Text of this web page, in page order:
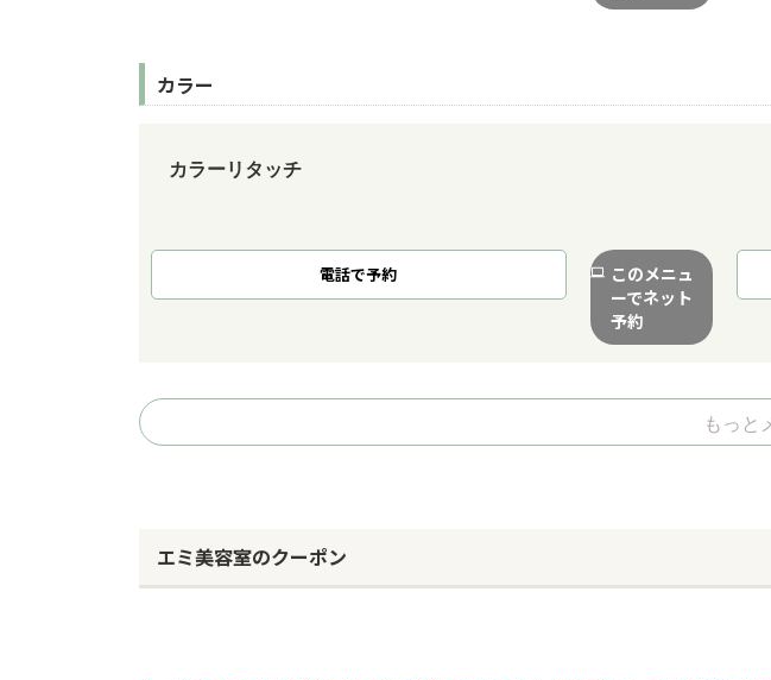
カラー
カラーリタッチ
電話で予約
このメニュ
ーでネット
予約
もっと
エミ美容室のクーポン